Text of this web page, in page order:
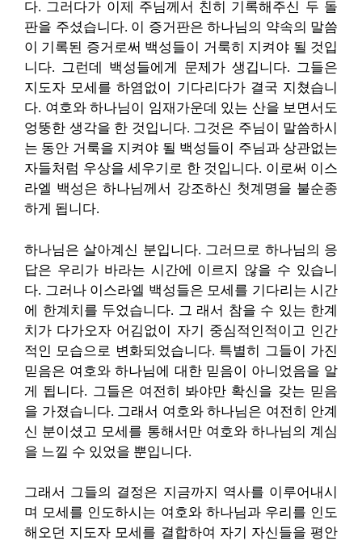
다. 그러다가 이제 주님께서 친히 기록해주신 두 돌
판을 주셨습니다. 이 증거판은 하나님의 약속의 말씀
이 기록된 증거로써 백성들이 거룩히 지켜야 될 것입
니다. 그런데 백성들에게 문제가 생깁니다. 그들은
지도자 모세를 하염없이 기다리다가 결국 지쳤습니
다. 여호와 하나님이 임재가운데 있는 산을 보면서도
엉뚱한 생각을 한 것입니다. 그것은 주님이 말씀하시
는 동안 거룩을 지켜야 될 백성들이 주님과 상관없는
자들처럼 우상을 세우기로 한 것입니다. 이로써 이스
라엘 백성은 하나님께서 강조하신 첫계명을 불순종
하게 됩니다.
하나님은 살아계신 분입니다. 그러므로 하나님의 응
답은 우리가 바라는 시간에 이르지 않을 수 있습니
다. 그러나 이스라엘 백성들은 모세를 기다리는 시간
에 한계치를 두었습니다. 그 래서 참을 수 있는 한계
치가 다가오자 어김없이 자기 중심적인적이고 인간
적인 모습으로 변화되었습니다. 특별히 그들이 가진
믿음은 여호와 하나님에 대한 믿음이 아니었음을 알
게 됩니다. 그들은 여전히 봐야만 확신을 갖는 믿음
을 가졌습니다. 그래서 여호와 하나님은 여전히 안계
신 분이셨고 모세를 통해서만 여호와 하나님의 계심
을 느낄 수 있었을 뿐입니다.
그래서 그들의 결정은 지금까지 역사를 이루어내시
며 모세를 인도하시는 여호와 하나님과 우리를 인도
해오던 지도자 모세를 결합하여 자기 자신들을 평안